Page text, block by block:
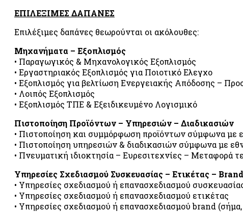
ΕΠΙΛΕΞΙΜΕΣ ΔΑΠΑΝΕΣ
Επιλέξιμες δαπάνες θεωρούνται οι ακόλουθες:
Μηχανήματα – Εξοπλισμός
• Παραγωγικός & Μηχανολογικός Εξοπλισμός
• Εργαστηριακός Εξοπλισμός για Ποιοτικό Ελεγχο
• Εξοπλισμός για βελτίωση Ενεργειακής Απόδοσης –
• Λοιπός Εξοπλισμός
• Εξοπλισμός ΤΠΕ & Εξειδικευμένο Λογισμικό
Πιστοποίηση Προϊόντων – Υπηρεσιών – Διαδικασιών
• Πιστοποίηση και συμμόρφωση προϊόντων σύμφωνα με
• Πιστοποίηση υπηρεσιών & διαδικασιών σύμφωνα με
• Πνευματική ιδιοκτησία – Ευρεσιτεχνίες – Μεταφορά
Υπηρεσίες Σχεδιασμού Συσκευασίας – Ετικέτας –
• Υπηρεσίες σχεδιασμού ή επανασχεδιασμού
• Υπηρεσίες σχεδιασμού ή επανασχεδιασμού ετικέτας
• Υπηρεσίες σχεδιασμού ή επανασχεδιασμού brand